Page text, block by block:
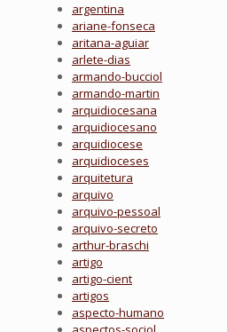
argentina
ariane-fonseca
aritana-aguiar
arlete-dias
armando-bucciol
armando-martin
arquidiocesana
arquidiocesano
arquidiocese
arquidioceses
arquitetura
arquivo
arquivo-pessoal
arquivo-secreto
arthur-braschi
artigo
artigo-cient
artigos
aspecto-humano